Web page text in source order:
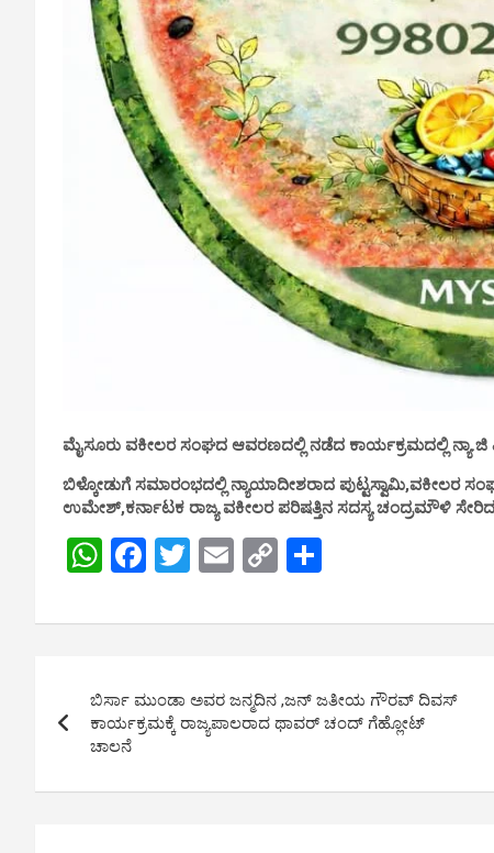
ಮೈಸೂರು ವಕೀಲರ ಸಂಘದ ಆವರಣದಲ್ಲಿ ನಡೆದ ಕಾರ್ಯಕ್ರಮದಲ್ಲಿ
ಬಿಳ್ಕೋಡುಗೆ ಸಮಾರಂಭದಲ್ಲಿ ನ್ಯಾಯಾದೀಶರಾದ ಪುಟ್ಟಸ್ವಾಮಿ,ವಕೀಲರ
ಉಮೇಶ್,ಕರ್ನಾಟಕ ರಾಜ್ಯ ವಕೀಲರ ಪರಿಷತ್ತಿನ ಸದಸ್ಯ ಚಂದ್ರಮೌಳಿ
W
at
A
p
F
ce
o
o
T
tt
E
ail
C
py
n
k
ar
navigation
ಬಿರ್ಸಾ ಮುಂಡಾ ಅವರ ಜನ್ಮದಿನ ,ಜನ್ ಜತೀಯ ಗೌರವ್ ದಿವಸ್
ಕಾರ್ಯಕ್ರಮಕ್ಕೆ ರಾಜ್ಯಪಾಲರಾದ ಥಾವರ್ ಚಂದ್ ಗೆಹ್ಲೋಟ್
ಚಾಲನೆ